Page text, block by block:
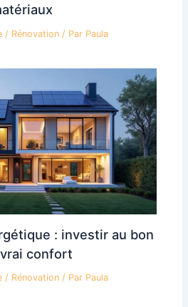
/ Rénovation / Par Paula
: investir au bon
confort
/ Rénovation / Par Paula